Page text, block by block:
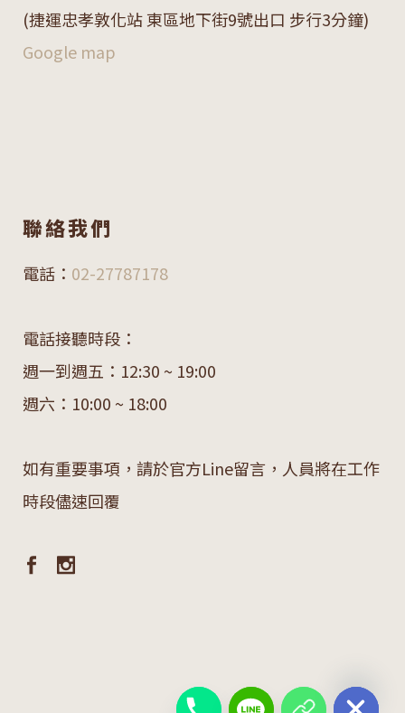
(捷運忠孝敦化站 東區地下街9號出口 步行3分鐘)
Google map
聯絡我們
電話： 02-27787178
電話接聽時段：
週一到週五：12:30 ~ 19:00
週六：10:00 ~ 18:00
如有重要事項，請於官方Line留言，人員將在工作
時段儘速回覆